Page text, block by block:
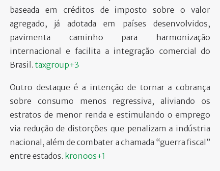
baseada em créditos de imposto sobre o valor
agregado, já adotada em países desenvolvidos,
pavimenta caminho para harmonização
internacional e facilita a integração comercial do
Brasil. taxgroup+3
Outro destaque é a intenção de tornar a cobrança
sobre consumo menos regressiva, aliviando os
estratos de menor renda e estimulando o emprego
via redução de distorções que penalizam a indústria
nacional, além de combater a chamada “guerra fiscal”
entre estados. kronoos+1